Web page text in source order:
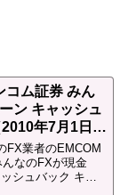
コム証券 みん
ン キャッシュ
年7月1日
FX業者のEMCOM
なのFXが現金
シュバック キャ